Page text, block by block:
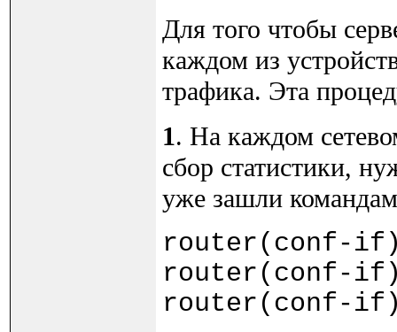
Для того чтобы
каждом из
трафика. Эта
1. На каждом
сбор статистики,
уже зашли
router(conf-
router(conf-
router(conf-